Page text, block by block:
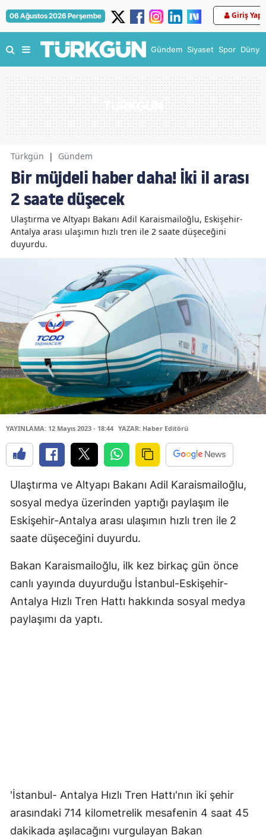
06 Ağustos 2026 Perşembe Giriş Yap
Gündem Siyaset Spor Dünya
Türkgün | Gündem
Bir müjdeli haber daha! İki il arası
2 saate düşecek
Ulaştırma ve Altyapı Bakanı Adil Karaismailoğlu, Eskişehir-
Antalya arası ulaşımın hızlı tren ile 2 saate düşeceğini
duyurdu.
YAYINLAMA: 12 Mayıs 2023 - 18:44 YAZAR: Haber Editörü
Ulaştırma ve Altyapı Bakanı Adil Karaismailoğlu,
sosyal medya üzerinden yaptığı paylaşım ile
Eskişehir-Antalya arası ulaşımın hızlı tren ile 2
saate düşeceğini duyurdu.
Bakan Karaismailoğlu, ilk kez birkaç gün önce
canlı yayında duyurduğu İstanbul-Eskişehir-
Antalya Hızlı Tren Hattı hakkında sosyal medya
paylaşımı da yaptı.
'İstanbul- Antalya Hızlı Tren Hattı'nın iki şehir
arasındaki 714 kilometrelik mesafenin 4 saat 45
dakikada aşılacağını vurgulayan Bakan